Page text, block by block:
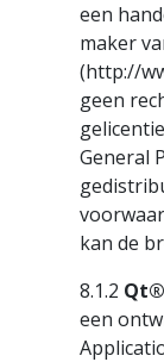
een
maker
(http://
geen
General
kan de
8.1.2
een